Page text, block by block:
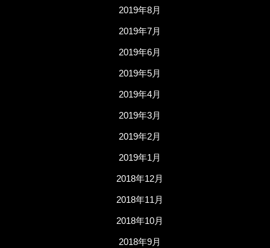
2019年8月
2019年7月
2019年6月
2019年5月
2019年4月
2019年3月
2019年2月
2019年1月
2018年12月
2018年11月
2018年10月
2018年9月